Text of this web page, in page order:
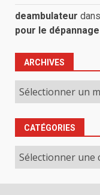
deambulateur dans
pour le
ARCHIVES
Archives
CATÉGORIES
Catégories